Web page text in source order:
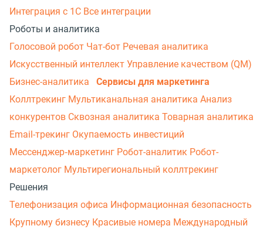
Интеграция с 1С Все интеграции
Роботы и аналитика
Голосовой робот Чат-бот Речевая аналитика
Искусственный интеллект Управление качеством (QM)
Бизнес-аналитика
Сервисы для маркетинга
Коллтрекинг Мультиканальная аналитика Анализ
конкурентов Сквозная аналитика Товарная аналитика
Email-трекинг Окупаемость инвестиций
Мессенджер‑маркетинг Робот-аналитик Робот-
маркетолог Мультирегиональный коллтрекинг
Решения
Телефонизация офиса Информационная безопасность
Крупному бизнесу Красивые номера Международный